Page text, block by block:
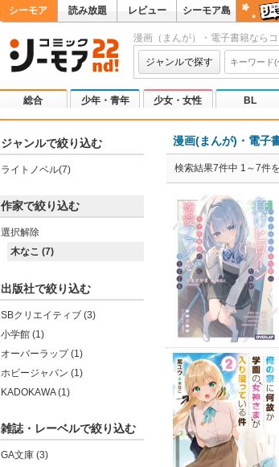
シーモア 読み放題 レビュー シーモア島
漫画（まんが）・電子書籍ならコ
ジャンルで探す
総合 少年・青年 少女・女性 BL
ジャンルで絞り込む
ライトノベル(7)
作家で絞り込む
選択解除
木なこ (7)
出版社で絞り込む
SBクリエイティブ (3)
小学館 (1)
オーバーラップ (1)
ホビージャパン (1)
KADOKAWA (1)
雑誌・レーベルで絞り込む
GA文庫 (3)
漫画(まんが)・電子
検索結果7件中 1～7件